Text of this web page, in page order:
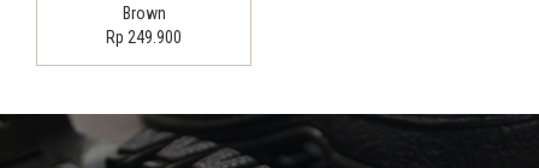
Brown
Rp 249.900